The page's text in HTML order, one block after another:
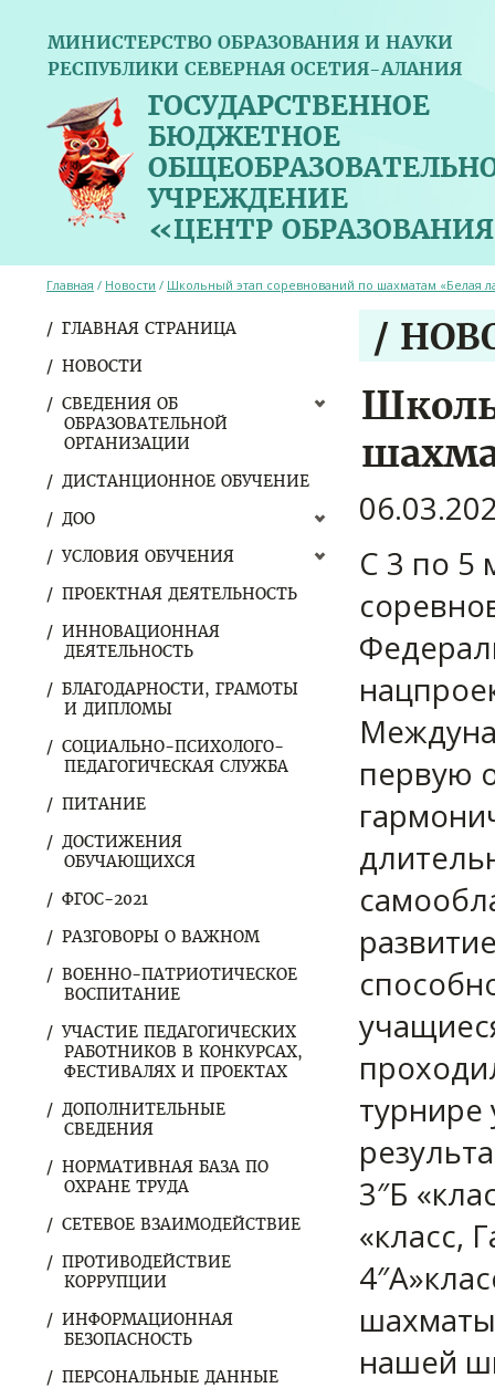
МИНИСТЕРСТВО ОБРАЗОВАНИЯ И НАУКИ
РЕСПУБЛИКИ СЕВЕРНАЯ ОСЕТИЯ-АЛАНИЯ
ГОСУДАРСТВЕННОЕ
БЮДЖЕТНОЕ
УЧРЕЖДЕНИЕ
«ЦЕНТР
ГЛАВНАЯ СТРАНИЦА
НОВОСТИ
СВЕДЕНИЯ ОБ
ОБРАЗОВАТЕЛЬНОЙ
ОРГАНИЗАЦИИ
ДИСТАНЦИОННОЕ ОБУЧЕНИЕ
ДОО
УСЛОВИЯ ОБУЧЕНИЯ
ПРОЕКТНАЯ ДЕЯТЕЛЬНОСТЬ
ИННОВАЦИОННАЯ
ДЕЯТЕЛЬНОСТЬ
БЛАГОДАРНОСТИ, ГРАМОТЫ
И ДИПЛОМЫ
СОЦИАЛЬНО-ПСИХОЛОГО-
ПЕДАГОГИЧЕСКАЯ СЛУЖБА
ПИТАНИЕ
ДОСТИЖЕНИЯ
ОБУЧАЮЩИХСЯ
ФГОС-2021
РАЗГОВОРЫ О ВАЖНОМ
ВОЕННО-ПАТРИОТИЧЕСКОЕ
ВОСПИТАНИЕ
УЧАСТИЕ ПЕДАГОГИЧЕСКИХ
РАБОТНИКОВ В КОНКУРСАХ,
ФЕСТИВАЛЯХ И ПРОЕКТАХ
ДОПОЛНИТЕЛЬНЫЕ
СВЕДЕНИЯ
НОРМАТИВНАЯ БАЗА ПО
ОХРАНЕ ТРУДА
СЕТЕВОЕ ВЗАИМОДЕЙСТВИЕ
ПРОТИВОДЕЙСТВИЕ
КОРРУПЦИИ
ИНФОРМАЦИОННАЯ
БЕЗОПАСНОСТЬ
ПЕРСОНАЛЬНЫЕ ДАННЫЕ
Главная / Новости / Школьный этап соревнований по шахматам «Белая
/
С 3 по 5
первую
турнире
3″Б
«класс,
нашей